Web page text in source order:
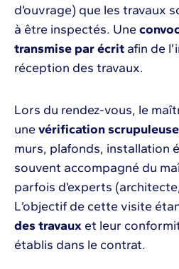
d’ouvrage) que les travaux
à être inspectés. Une
transmise par écrit afin de
réception des travaux.
Lors du rendez-vous, le
une vérification
murs, plafonds, installation
souvent accompagné du
parfois d’experts
L’objectif de cette visite
des travaux et leur
établis dans le contrat.